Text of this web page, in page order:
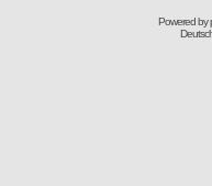
Powered by